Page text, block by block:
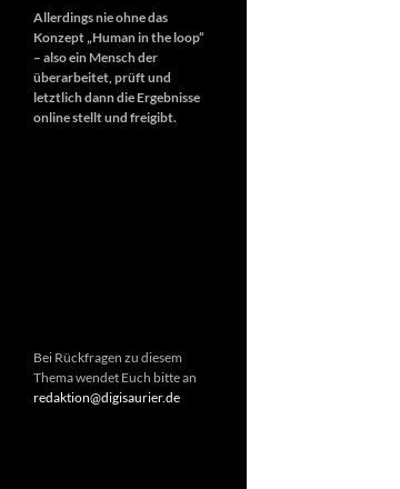
Allerdings nie ohne das
Konzept „Human in the loop“
– also ein Mensch der
überarbeitet, prüft und
letztlich dann die Ergebnisse
online stellt und freigibt.
Bei Rückfragen zu diesem
Thema wendet Euch bitte an
redaktion@digisaurier.de